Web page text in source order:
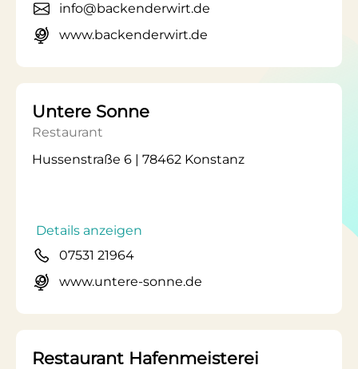
info@backenderwirt.de
www.backenderwirt.de
Untere Sonne
Restaurant
Hussenstraße 6 | 78462 Konstanz
Details anzeigen
07531 21964
www.untere-sonne.de
Restaurant Hafenmeisterei